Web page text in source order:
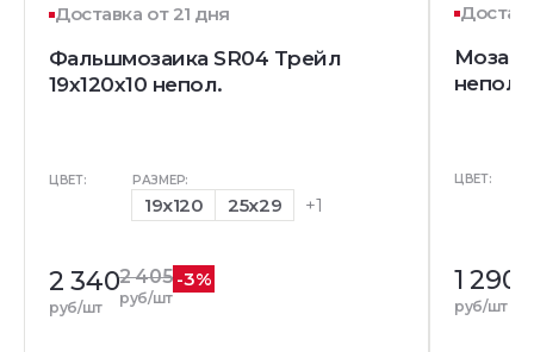
Доставка от 21 дня
Фальшмозаика SR04 Трейл
19x120x10 непол.
ЦВЕТ: РАЗМЕР:
19x120 25x29 +1
2 340
руб/шт
2 405
руб/шт
-3%
непол.
ЦВЕТ:
1 290
руб/шт